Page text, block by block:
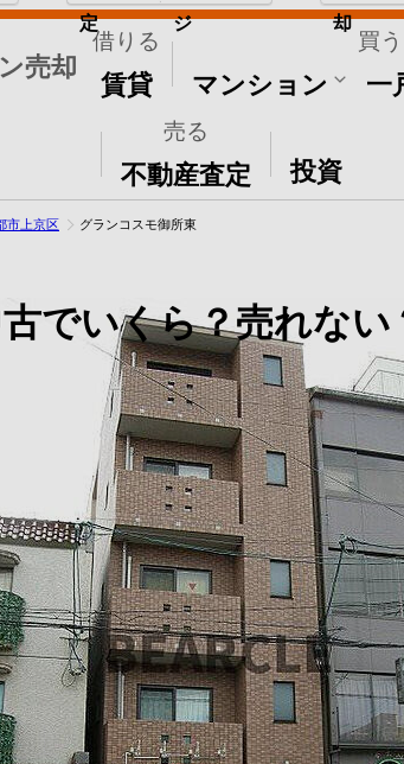
売却
借りる
賃貸
買う
マンション 一
売る
不動産査定
その他
投資
定 ジ 却
市上京区 グランコスモ御所東
でいくら？売れな